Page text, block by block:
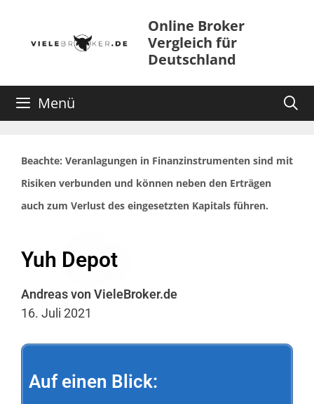
Online Broker
Vergleich für
Deutschland
Menü
Beachte: Veranlagungen in Finanzinstrumenten sind mit
Risiken verbunden und können neben den Erträgen
auch zum Verlust des eingesetzten Kapitals führen.
Yuh Depot
Andreas von VieleBroker.de
16. Juli 2021
Auf einen Blick: